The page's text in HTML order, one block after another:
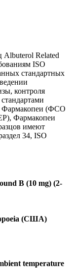
Albuterol Related
ISO
стандартных
контроля
Фармакопеи (ФСО
Фармакопеи
имеют
34, ISO
B (10 mg) (2-
(США)
temperature